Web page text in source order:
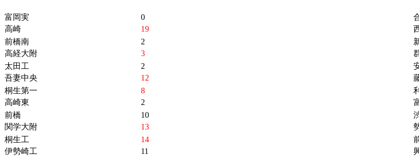
富岡実 0
高崎
19
前橋南
2
高経大附
3
太田工
2
吾妻中央
12
桐生第一
8
高崎東
2
前橋
10
関学大附
13
桐生工
14
伊勢崎工
11